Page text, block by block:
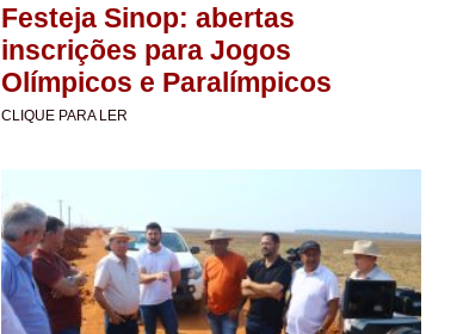
Festeja Sinop: abertas
inscrições para Jogos
Olímpicos e Paralímpicos
CLIQUE PARA LER